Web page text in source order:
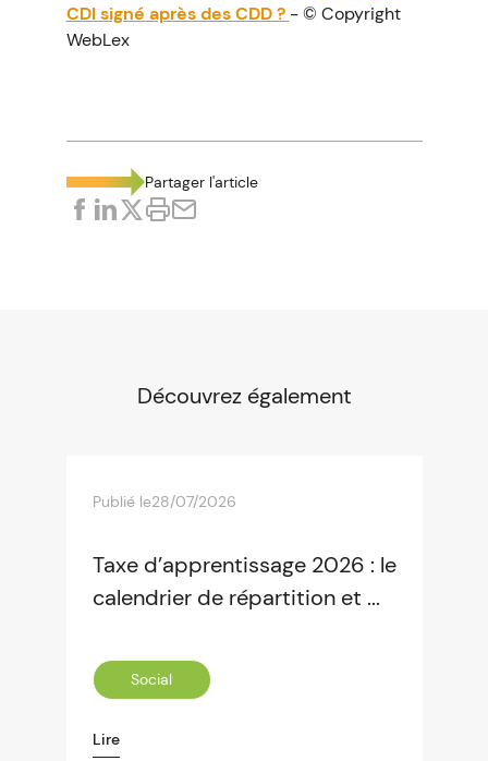
CDI signé après des CDD ? - © Copyright
WebLex
Partager l'article
Découvrez également
Publié le28/07/2026
Taxe d’apprentissage 2026 : le
calendrier de répartition et ...
Social
Lire